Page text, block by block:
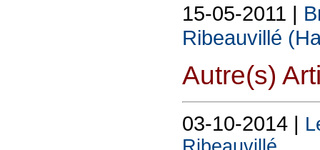
15-05-2011 |
Ribeauvillé
Autre(s)
03-10-2014 |